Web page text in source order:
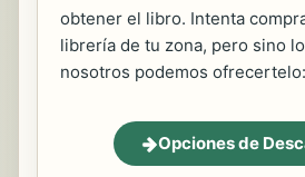
obtener el libro. Intenta
librería de tu zona, pero sino
nosotros podemos ofrecertelo:
Opciones de